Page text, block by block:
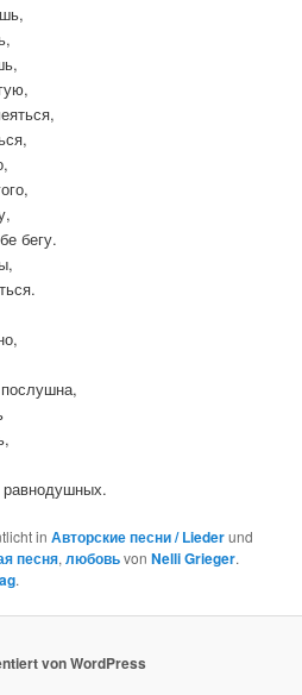
бегу.
inАвторские песни / Liederund
песня,любовьvonNelli Grieger.
.
von WordPress